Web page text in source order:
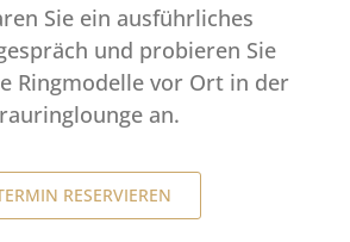
Sie ein ausführliches
und probieren Sie
Ringmodelle vor Ort in der
an.
RESERVIEREN